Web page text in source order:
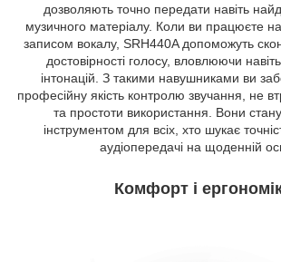
дозволяють точно передати навіть
музичного матеріалу. Коли ви працюєте
записом вокалу, SRH440A допоможуть
достовірності голосу, вловлюючи навіть
інтонацій. З такими навушниками ви
професійну якість контролю звучання, не
та простоти використання. Вони
інструментом для всіх, хто шукає
аудіопередачі на щоденній
Комфорт і